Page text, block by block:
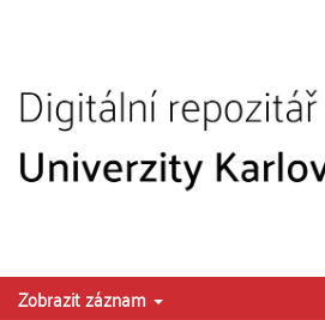
Zobrazit záznam